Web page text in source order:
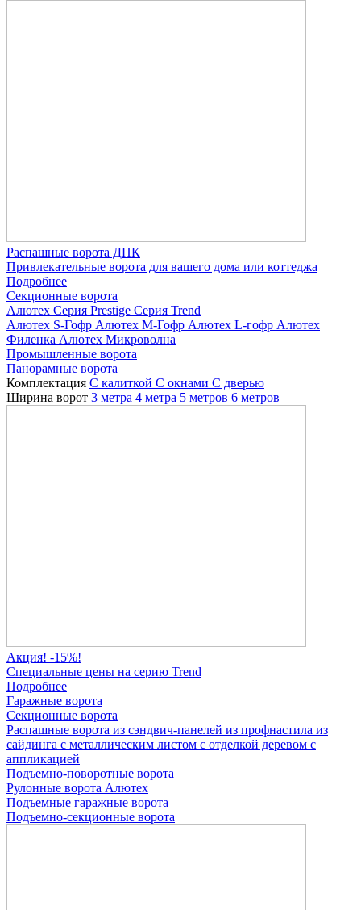
Распашные ворота ДПК
Привлекательные ворота для вашего дома или коттеджа
Подробнее
Секционные ворота
Алютех Серия Prestige Серия Trend
Алютех S-Гофр Алютех M-Гофр Алютех L-гофр Алютех
Филенка Алютех Микроволна
Промышленные ворота
Панорамные ворота
Комплектация С калиткой С окнами C дверью
Ширина ворот 3 метра 4 метра 5 метров 6 метров
Акция! -15%!
Специальные цены на серию Trend
Подробнее
Гаражные ворота
Секционные ворота
Распашные ворота из сэндвич-панелей из профнастила из
сайдинга с металлическим листом с отделкой деревом с
аппликацией
Подъемно-поворотные ворота
Рулонные ворота Алютех
Подъемные гаражные ворота
Подъемно-секционные ворота